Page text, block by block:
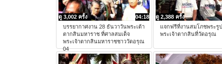
04:18
ดู 3,002 ครั้ง
บรรยากาศงาน 28 ธันวาวันพระเต้า
ตากสินมหาราช ที่ศาลสมเด็จ
พระเจ้าตากสินมหาราชชาววัดอรุณ
04
ดู 2,388 ครั้ง
แจกฟรีที่งานสมโภชพระรู
พระเจ้าตากสินที่วัดอรุณ